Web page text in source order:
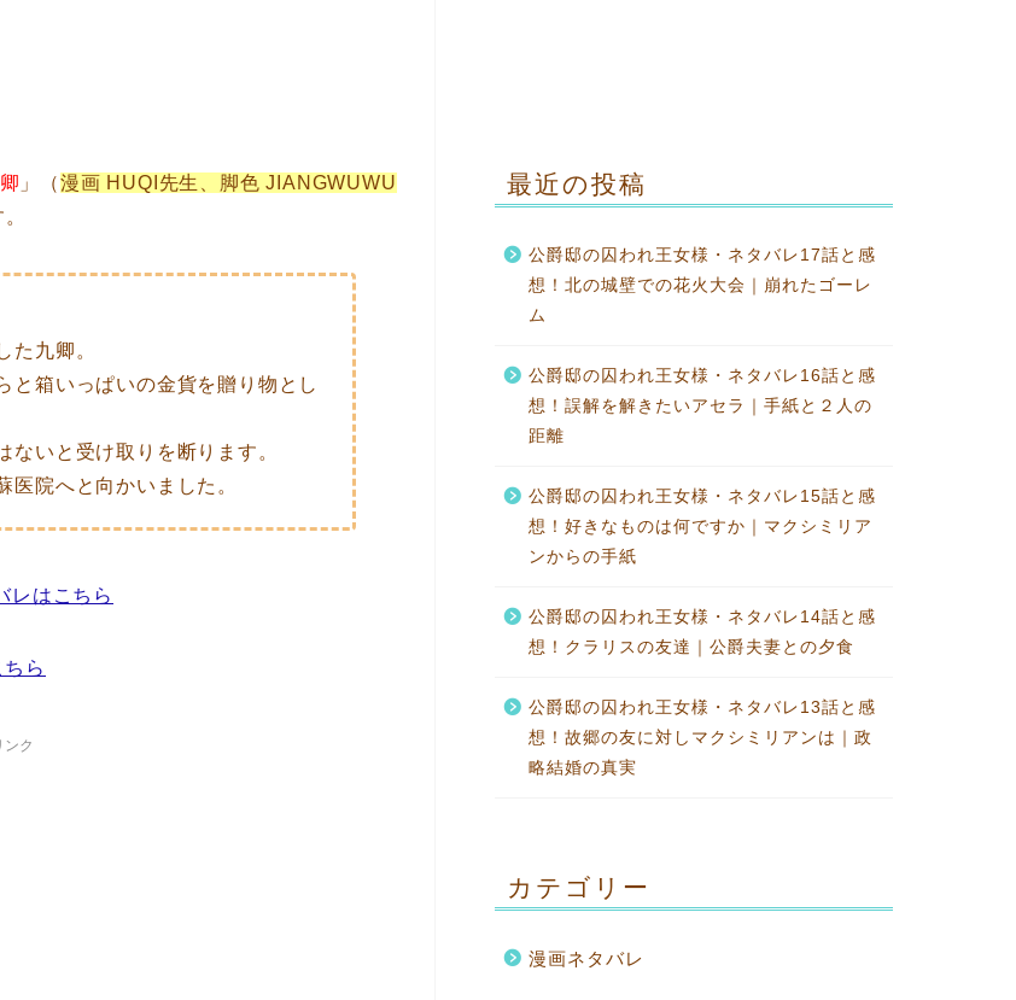
」（漫画 HUQI先生、脚色 JIANGWUWU
た九卿。
と箱いっぱいの金貨を贈り物とし
いと受け取りを断ります。
院へと向かいました。
レはこちら
ら
ンク
最近の投稿
公爵邸の囚われ王女様・ネタバレ17話と感
想！北の城壁での花火大会｜崩れたゴーレ
ム
公爵邸の囚われ王女様・ネタバレ16話と感
想！誤解を解きたいアセラ｜手紙と２人の
距離
公爵邸の囚われ王女様・ネタバレ15話と感
想！好きなものは何ですか｜マクシミリア
ンからの手紙
公爵邸の囚われ王女様・ネタバレ14話と感
想！クラリスの友達｜公爵夫妻との夕食
公爵邸の囚われ王女様・ネタバレ13話と感
想！故郷の友に対しマクシミリアンは｜政
略結婚の真実
カテゴリー
漫画ネタバレ